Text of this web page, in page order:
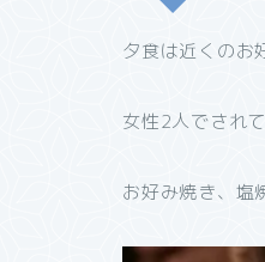
夕食は近くのお
女性2人でされ
お好み焼き、塩